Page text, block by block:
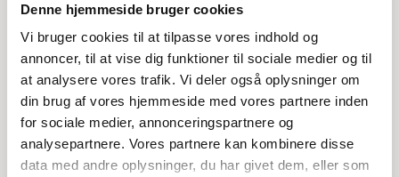
Denne hjemmeside bruger cookies
Vi bruger cookies til at tilpasse vores indhold og
annoncer, til at vise dig funktioner til sociale medier og til
at analysere vores trafik. Vi deler også oplysninger om
din brug af vores hjemmeside med vores partnere inden
for sociale medier, annonceringspartnere og
analysepartnere. Vores partnere kan kombinere disse
data med andre oplysninger, du har givet dem, eller som